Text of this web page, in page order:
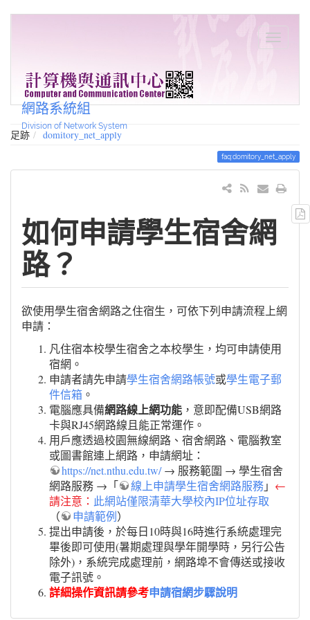
網路系統組
Division of Network System
足跡 domitory_net_apply
faq:domitory_net_apply
如何申請學生宿舍網
路？
欲使用學生宿舍網路之住宿生，可依下列申請流程上網
申請：
凡住宿本校學生宿舍之本校學生，均可申請使用
宿網。
申請者請先申請學生宿舍網路帳號或學生電子郵
件信箱 。
電腦應具備網路線上網功能 ，意即配備USB網路
卡與RJ45網路線且能正常運作。
用戶應透過校園無線網路、宿舍網路、電腦教室
或圖書館連上網路，申請網址：
https://net.nthu.edu.tw/→ 服務範圍 → 學生宿舍
網路服務 →「
線上申請學生宿舍網路服務」 ←
請注意： 此網站僅限清華大學校內IP位址存取
（
申請範例）
提出申請後，於每日10時與16時進行系統處理完
畢後即可使用(暑期處理與學年開學時，另行公告
除外)，系統完成處理前，網路埠不會傳送或接收
電子訊號。
詳細操作資訊請參考申請宿網步驟說明